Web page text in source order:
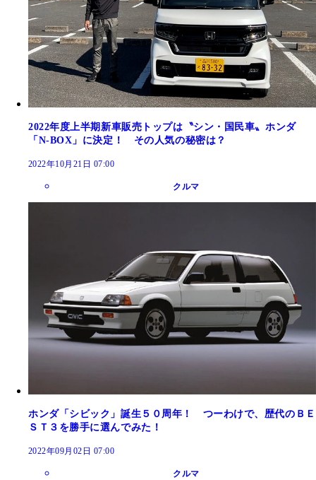
2022年度上半期新車販売トップは〝シン・国民車〟ホンダ
「N-BOX」に決定！ その人気の秘密は？
2022年10月21日 07:00
クルマ
ホンダ「シビック」誕生５０周年！ つーわけで、歴代のＢＥ
ＳＴ３を勝手に選んでみた！
2022年09月02日 07:00
クルマ